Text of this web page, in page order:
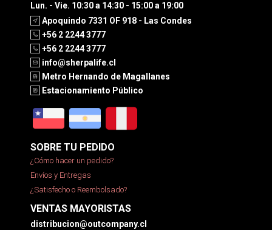
Lun. - Vie. 10:30 a 14:30 - 15:00 a 19:00
Apoquindo 7331 OF 918 - Las Condes
+56 2 2244 3777
+56 2 2244 3777
info@sherpalife.cl
Metro Hernando de Magallanes
Estacionamiento Público
SOBRE TU PEDIDO
¿Cómo hacer un pedido?
Envíos y Entregas
¿Satisfecho o Reembolsado?
VENTAS MAYORISTAS
distribucion@outcompany.cl